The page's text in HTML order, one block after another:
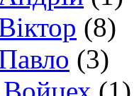
(8)
(3)